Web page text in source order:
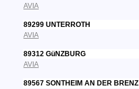
AVIA
89299 UNTERROTH
AVIA
89312 GüNZBURG
AVIA
89567 SONTHEIM AN DER BRENZ